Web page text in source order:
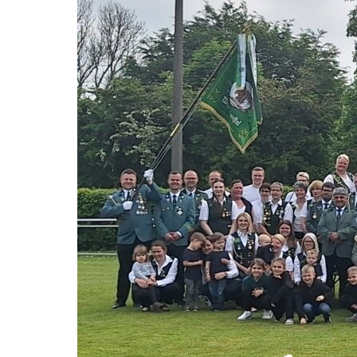
Direkt zum Seiteninhalt